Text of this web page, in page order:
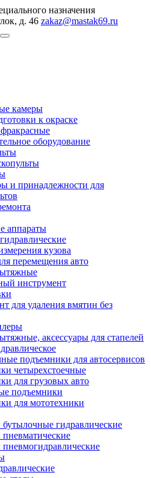
назначения
д. 46 zakaz@mastak69.ru
камеры
к окраске
оборудование
и принадлежности для
аппараты
кузова
перемещения авто
инструмент
для удаления вмятин без
аксессуары для стапелей
подъемники для автосервисов
четырехстоечные
для грузовых авто
подъемники
для мототехники
гидравлические